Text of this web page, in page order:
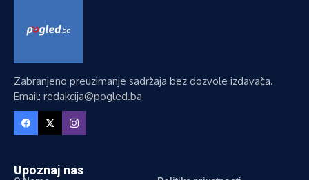
Zabranjeno preuzimanje sadržaja bez dozvole izdavača.
Email: redakcija@pogled.ba
Upoznaj nas